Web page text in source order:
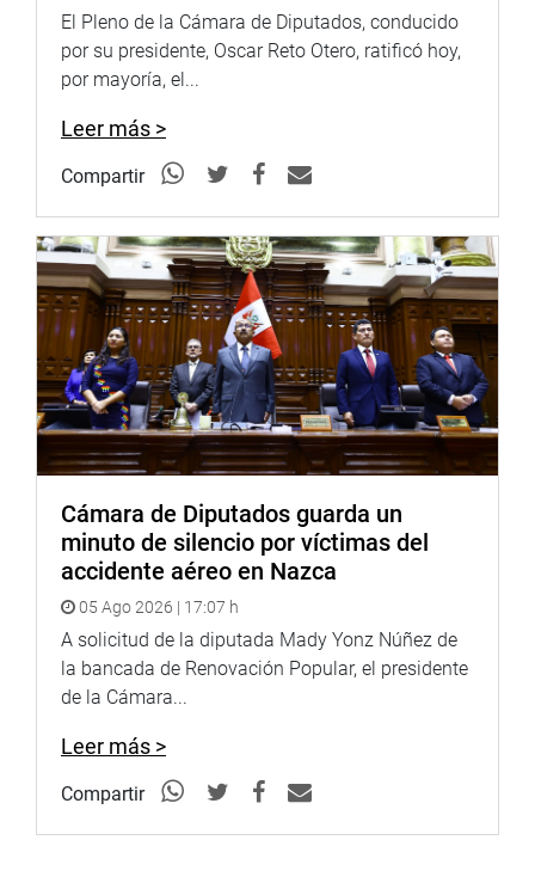
El Pleno de la Cámara de Diputados, conducido
por su presidente, Oscar Reto Otero, ratificó hoy,
por mayoría, el...
Leer más >
Compartir
Cámara de Diputados guarda un
minuto de silencio por víctimas del
accidente aéreo en Nazca
05 Ago 2026 | 17:07 h
A solicitud de la diputada Mady Yonz Núñez de
la bancada de Renovación Popular, el presidente
de la Cámara...
Leer más >
Compartir